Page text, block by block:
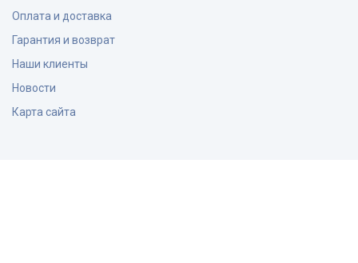
Оплата и доставка
Гарантия и возврат
Наши клиенты
Новости
Карта сайта